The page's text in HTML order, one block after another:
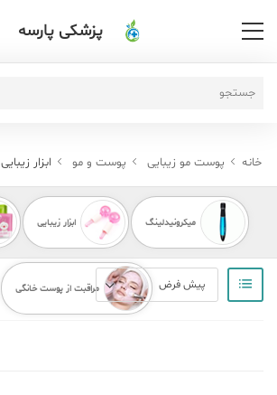
پزشکی پارسه
خانه پوست مو زیبایی پوست و مو ابزار زیبایی
میکرونیدلینگ ابزار زیبایی
مراقبت از پوست خانگی